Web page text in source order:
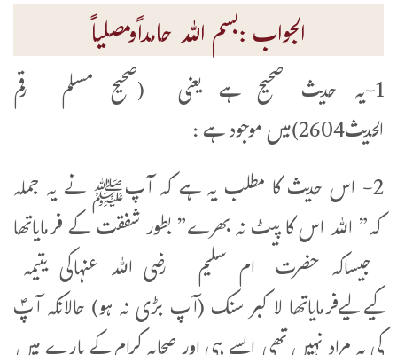
الجواب :بسم اللہ حامداًومصلیاً
1-یہ حدیث صحیح ہے یعنی (صحیح مسلم رقم
الحدیث2604)میں موجود ہے :
2- اس حدیث کا مطلب یہ ہے کہ آپﷺ نے یہ جملہ
کہ” اللہ اس کا پیٹ نہ بھرے” بطور شفقت کے فرمایاتھا
جیساکہ حضرت ام سلیم رضی اللہ عنہاکی یتیمہ
کیےلیےفرمایاتھا لا كبر سنك (آپ بڑی نہ ہو) حالانکہ آپؐ